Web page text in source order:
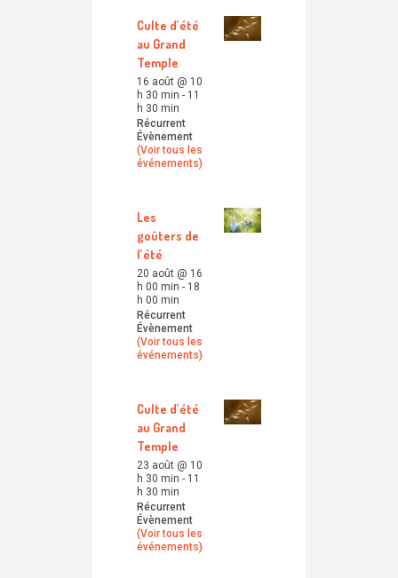
Culte d’été
au Grand
Temple
16 août @ 10
h 30 min - 11
h 30 min
Récurrent
Évènement
(Voir tous les
événements)
Les
goûters de
l’été
20 août @ 16
h 00 min - 18
h 00 min
Récurrent
Évènement
(Voir tous les
événements)
Culte d’été
au Grand
Temple
23 août @ 10
h 30 min - 11
h 30 min
Récurrent
Évènement
(Voir tous les
événements)